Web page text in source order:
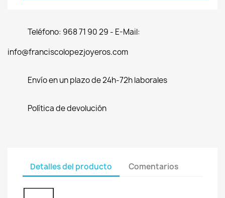
Teléfono: 968 71 90 29 - E-Mail:
info@franciscolopezjoyeros.com
Envío en un plazo de 24h-72h laborales
Política de devolución
Detalles del producto Comentarios